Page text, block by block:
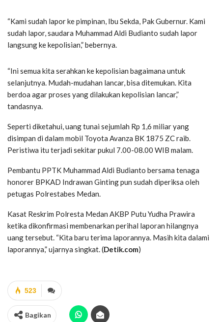
“Kami sudah lapor ke pimpinan, Ibu Sekda, Pak Gubernur. Kami
sudah lapor, saudara Muhammad Aldi Budianto sudah lapor
langsung ke kepolisian,” bebernya.
“Ini semua kita serahkan ke kepolisian bagaimana untuk
selanjutnya. Mudah-mudahan lancar, bisa ditemukan. Kita
berdoa agar proses yang dilakukan kepolisian lancar,”
tandasnya.
Seperti diketahui, uang tunai sejumlah Rp 1,6 miliar yang
disimpan di dalam mobil Toyota Avanza BK 1875 ZC raib.
Peristiwa itu terjadi sekitar pukul 7.00-08.00 WIB malam.
Pembantu PPTK Muhammad Aldi Budianto bersama tenaga
honorer BPKAD Indrawan Ginting pun sudah diperiksa oleh
petugas Polrestabes Medan.
Kasat Reskrim Polresta Medan AKBP Putu Yudha Prawira
ketika dikonfirmasi membenarkan perihal laporan hilangnya
uang tersebut. “Kita baru terima laporannya. Masih kita dalami
laporannya,” ujarnya singkat. (Detik.com)
523
Bagikan